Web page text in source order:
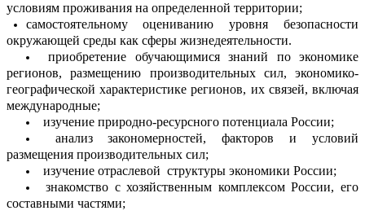
условиям проживания на определенной территории;
самостоятельному оцениванию уровня безопасности
окружающей среды как сферы жизнедеятельности.
приобретение обучающимися знаний по экономике
регионов, размещению производительных сил, экономико-
географической характеристике регионов, их связей, включая
международные;
изучение природно-ресурсного потенциала России;
анализ закономерностей, факторов и условий
размещения производительных сил;
изучение отраслевой структуры экономики России;
знакомство с хозяйственным комплексом России, его
составными частями;